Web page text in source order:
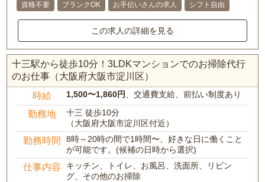
資格不要
ブランクOK お手伝いさんの求人 シフト自由
この求人の詳細を見る
十三駅から徒歩10分！3LDKマンションでのお掃除代行
のお仕事（大阪府大阪市淀川区）
時給 1,500〜1,860円、交通費支給、前払い制度あり
勤務地
十三 徒歩10分
（大阪府大阪市淀川区付近）
勤務時間
8時～20時の間で1時間〜、好きな日に働くこと
が可能です。(候補の日時から選択)
仕事内容
キッチン、トイレ、お風呂、洗面所、リビン
グ、その他のお掃除